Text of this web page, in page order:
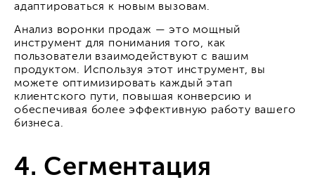
адаптироваться к новым вызовам.
Анализ воронки продаж — это мощный
инструмент для понимания того, как
пользователи взаимодействуют с вашим
продуктом. Используя этот инструмент, вы
можете оптимизировать каждый этап
клиентского пути, повышая конверсию и
обеспечивая более эффективную работу вашего
бизнеса.
4. Сегментация